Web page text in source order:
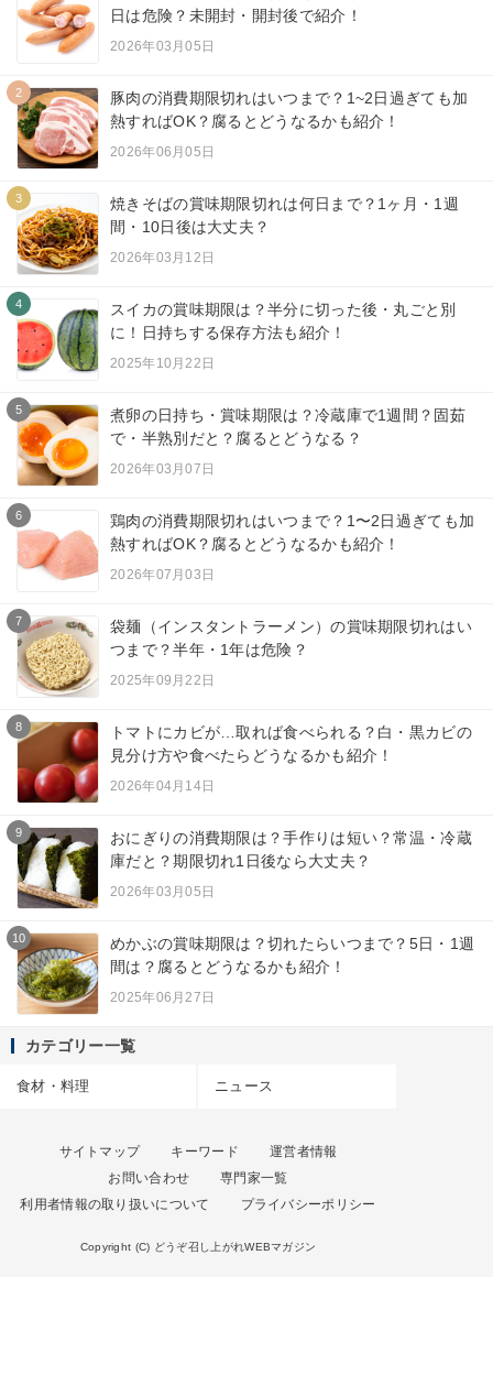
日は危険？未開封・開封後で紹介！
2026年03月05日
2
豚肉の消費期限切れはいつまで？1~2日過ぎても加
熱すればOK？腐るとどうなるかも紹介！
2026年06月05日
3
焼きそばの賞味期限切れは何日まで？1ヶ月・1週
間・10日後は大丈夫？
2026年03月12日
4
スイカの賞味期限は？半分に切った後・丸ごと別
に！日持ちする保存方法も紹介！
2025年10月22日
5
煮卵の日持ち・賞味期限は？冷蔵庫で1週間？固茹
で・半熟別だと？腐るとどうなる？
2026年03月07日
6
鶏肉の消費期限切れはいつまで？1〜2日過ぎても加
熱すればOK？腐るとどうなるかも紹介！
2026年07月03日
7
袋麺（インスタントラーメン）の賞味期限切れはい
つまで？半年・1年は危険？
2025年09月22日
8
トマトにカビが…取れば食べられる？白・黒カビの
見分け方や食べたらどうなるかも紹介！
2026年04月14日
9
おにぎりの消費期限は？手作りは短い？常温・冷蔵
庫だと？期限切れ1日後なら大丈夫？
2026年03月05日
10
めかぶの賞味期限は？切れたらいつまで？5日・1週
間は？腐るとどうなるかも紹介！
2025年06月27日
カテゴリー一覧
食材・料理 ニュース
サイトマップ キーワード
運営者情報
お問い合わせ
専門家一覧
利用者情報の取り扱いについて
プライバシーポリシー
Copyright (C) どうぞ召し上がれWEBマガジン